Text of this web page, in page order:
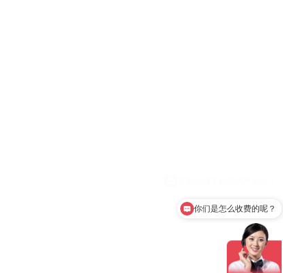
你们是怎么收费的呢？